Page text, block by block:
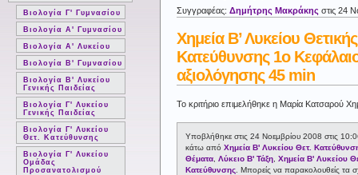
Βιολογία Γ' Γυμνασίου
Βιολογία Α' Γυμνασίου
Βιολογία Α' Λυκείου
Βιολογία Β' Γυμνασίου
Βιολογία Β' Λυκείου
Γενικής Παιδείας
Βιολογία Γ' Λυκείου
Γενικής Παιδείας
Βιολογία Γ' Λυκείου
Θετ. Κατεύθυνσης
Βιολογία Γ' Λυκείου
Ομάδας
Προσανατολισμού
Συγγραφέας: Δημήτρης Μακράκης στις 24
Χημεία Β’ Λυκείου Θετικής
Κατεύθυνσης 1o
αξιολόγησης 45 min
Το κριτήριο επιμελήθηκε η Μαρία Κατσαρού
Υποβλήθηκε στις 24 Νοεμβρίου 2008 στις
κάτω από Χημεία Β' Λυκείου Θετ.
Θέματα Λύκειο Β' Τάξη Χημεία Β' Λυκείου
Κατεύθυνσης . Μπορείς να παρακολουθείς τα